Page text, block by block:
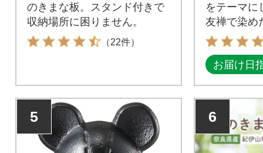
のきまな板。スタンド付きで
収納場所に困りません。
（22件）
をテーマに
友禅で染め
です。
お届け日
5 6